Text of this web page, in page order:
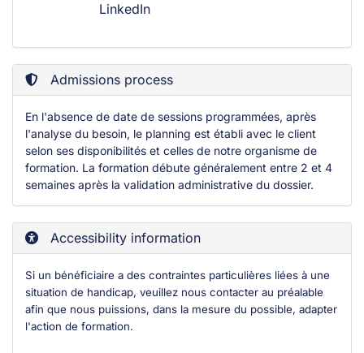
LinkedIn
Admissions process
En l'absence de date de sessions programmées, après
l'analyse du besoin, le planning est établi avec le client
selon ses disponibilités et celles de notre organisme de
formation. La formation débute généralement entre 2 et 4
semaines après la validation administrative du dossier.
Accessibility information
Si un bénéficiaire a des contraintes particulières liées à une
situation de handicap, veuillez nous contacter au préalable
afin que nous puissions, dans la mesure du possible, adapter
l'action de formation.